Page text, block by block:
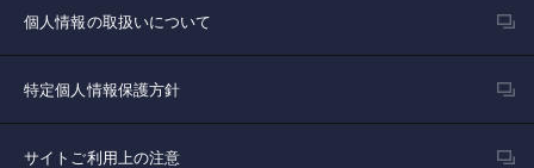
個人情報の取扱いについて
特定個人情報保護方針
サイトご利用上の注意